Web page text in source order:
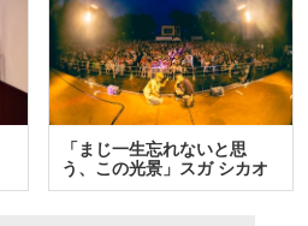
「まじ一生忘れないと思
う、この光景」スガ シカオ
と…